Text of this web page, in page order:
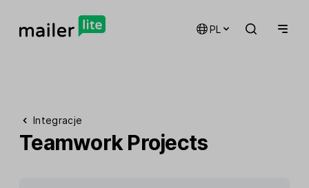
PL
Integracje
Teamwork Projects